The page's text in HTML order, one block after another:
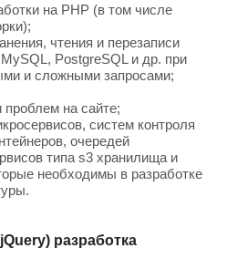
на PHP (в том числе
чтения и перезаписи
PostgreSQL и др. при
и сложными запросами;
на сайте;
систем контроля
очередей
типа s3 хранилища и
необходимы в разработке
разработка